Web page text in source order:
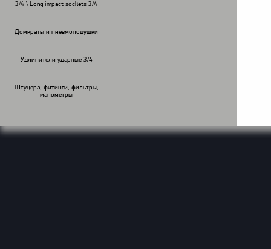
3/4 \ Long impact sockets 3/4
Домкраты и пневмоподушки
Удлинители ударные 3/4
Штуцера, фитинги, фильтры,
манометры